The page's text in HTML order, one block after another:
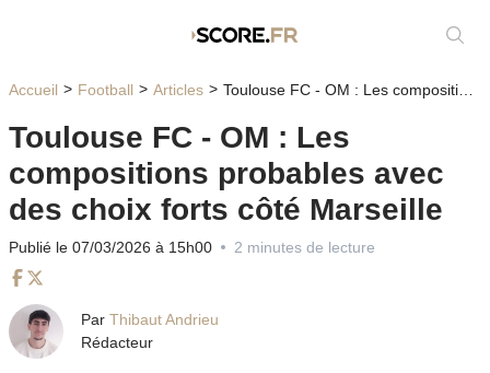
Accueil Football Articles Toulouse FC - OM : Les compositions probables avec des choix forts côté Marseille
Toulouse FC - OM : Les
compositions probables avec
des choix forts côté Marseille
Publié le 07/03/2026 à 15h00 2 minutes de lecture
Par Thibaut Andrieu
Rédacteur